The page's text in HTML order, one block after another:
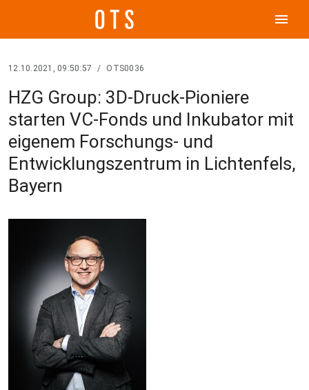
menu
12.10.2021, 09:50:57 / OTS0036
HZG Group: 3D-Druck-Pioniere
starten VC-Fonds und Inkubator mit
eigenem Forschungs- und
Entwicklungszentrum in Lichtenfels,
Bayern